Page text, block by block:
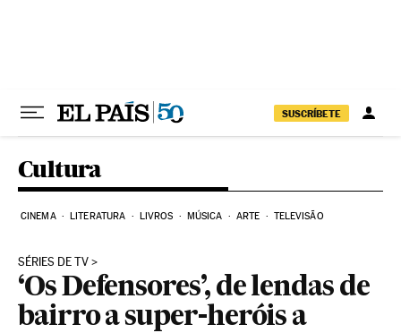
SUSCRÍBETE
Cultura
CINEMA LITERATURA LIVROS MÚSICA ARTE TELEVISÃO
SÉRIES DE TV
‘Os Defensores’, de lendas de
bairro a super-heróis a